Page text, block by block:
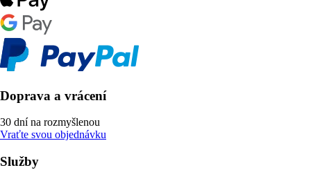
Doprava a vrácení
30 dní na rozmyšlenou
Vraťte svou objednávku
Služby